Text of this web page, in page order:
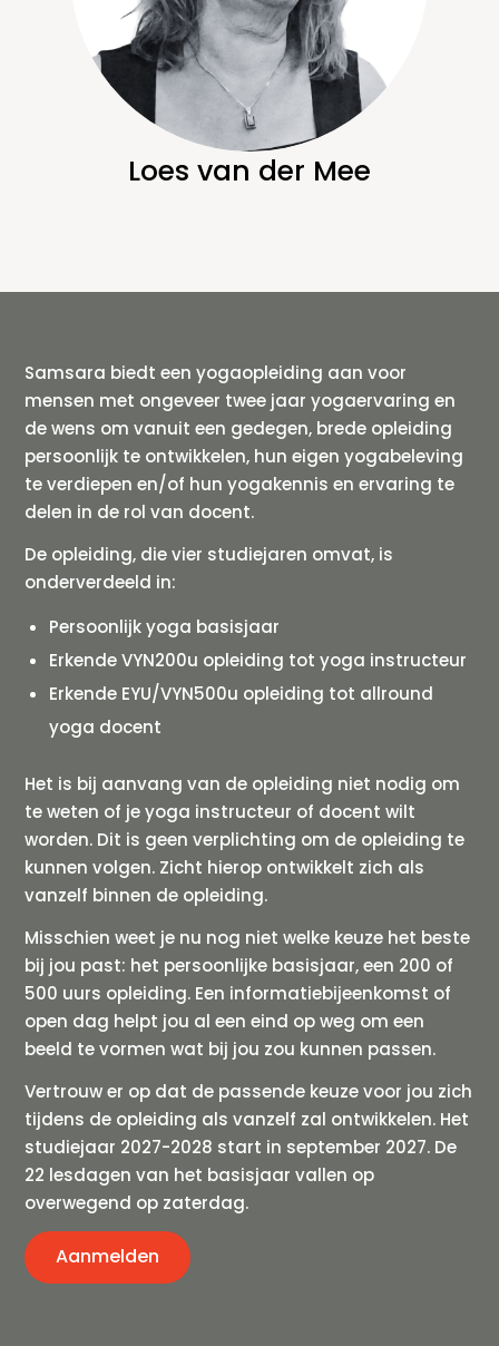
Loes van der Mee
Samsara biedt een yogaopleiding aan voor
mensen met ongeveer twee jaar yogaervaring en
de wens om vanuit een gedegen, brede opleiding
persoonlijk te ontwikkelen, hun eigen yogabeleving
te verdiepen en/of hun yogakennis en ervaring te
delen in de rol van docent.
De opleiding, die vier studiejaren omvat, is
onderverdeeld in:
Persoonlijk yoga basisjaar
Erkende VYN200u opleiding tot yoga instructeur
Erkende EYU/VYN500u opleiding tot allround
yoga docent
Het is bij aanvang van de opleiding niet nodig om
te weten of je yoga instructeur of docent wilt
worden. Dit is geen verplichting om de opleiding te
kunnen volgen. Zicht hierop ontwikkelt zich als
vanzelf binnen de opleiding.
Misschien weet je nu nog niet welke keuze het beste
bij jou past: het persoonlijke basisjaar, een 200 of
500 uurs opleiding. Een informatiebijeenkomst of
open dag helpt jou al een eind op weg om een
beeld te vormen wat bij jou zou kunnen passen.
Vertrouw er op dat de passende keuze voor jou zich
tijdens de opleiding als vanzelf zal ontwikkelen. Het
studiejaar 2027-2028 start in september 2027. De
22 lesdagen van het basisjaar vallen op
overwegend op zaterdag.
Aanmelden